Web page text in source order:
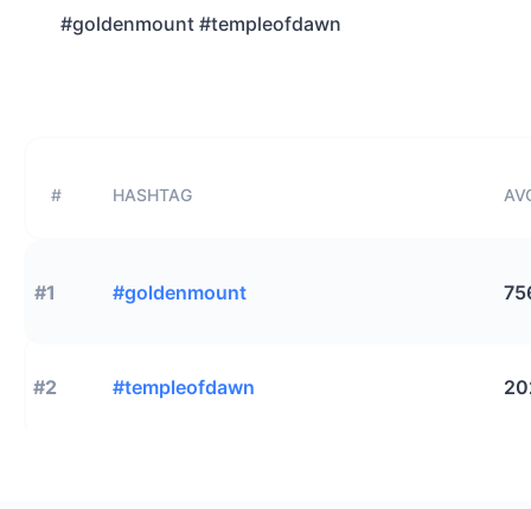
#goldenmount #templeofdawn
# HASHTAG
#1 #goldenmount
#2 #templeofdawn